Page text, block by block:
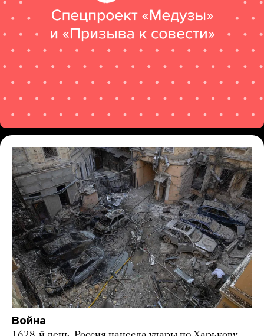
Война